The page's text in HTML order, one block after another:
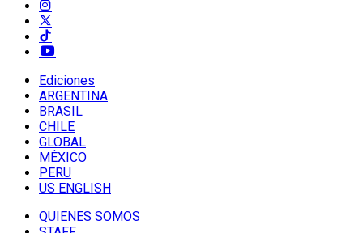
Ediciones
ARGENTINA
BRASIL
CHILE
GLOBAL
MÉXICO
PERU
US ENGLISH
QUIENES SOMOS